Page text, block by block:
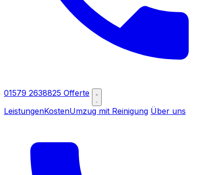
01579 2638825 Offerte
LeistungenKostenUmzug mit Reinigung Über uns